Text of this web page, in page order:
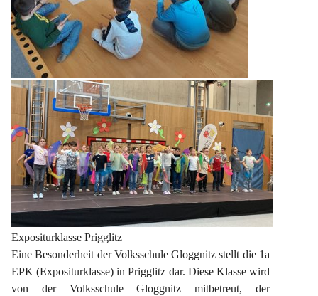
Expositurklasse Prigglitz
Eine Besonderheit der Volksschule Gloggnitz stellt die 1a
EPK (Expositurklasse) in Prigglitz dar. Diese Klasse wird
von der Volksschule Gloggnitz mitbetreut, der